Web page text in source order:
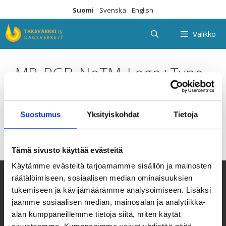
Suostumus Yksityiskohdat Tietoja
Tämä sivusto käyttää evästeitä
Käytämme evästeitä tarjoamamme sisällön ja mainosten
räätälöimiseen, sosiaalisen median ominaisuuksien
tukemiseen ja kävijämäärämme analysoimiseen. Lisäksi
jaamme sosiaalisen median, mainosalan ja analytiikka-
alan kumppaneillemme tietoja siitä, miten käytät
sisältöön
Suomi Svenska English
Valikko
MP_RGB_NoTM_Logo+Type